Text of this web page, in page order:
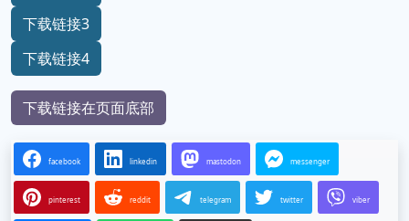
下载链接3
下载链接4
下载链接在页面底部
facebook linkedin mastodon messenger
pinterest reddit telegram twitter viber